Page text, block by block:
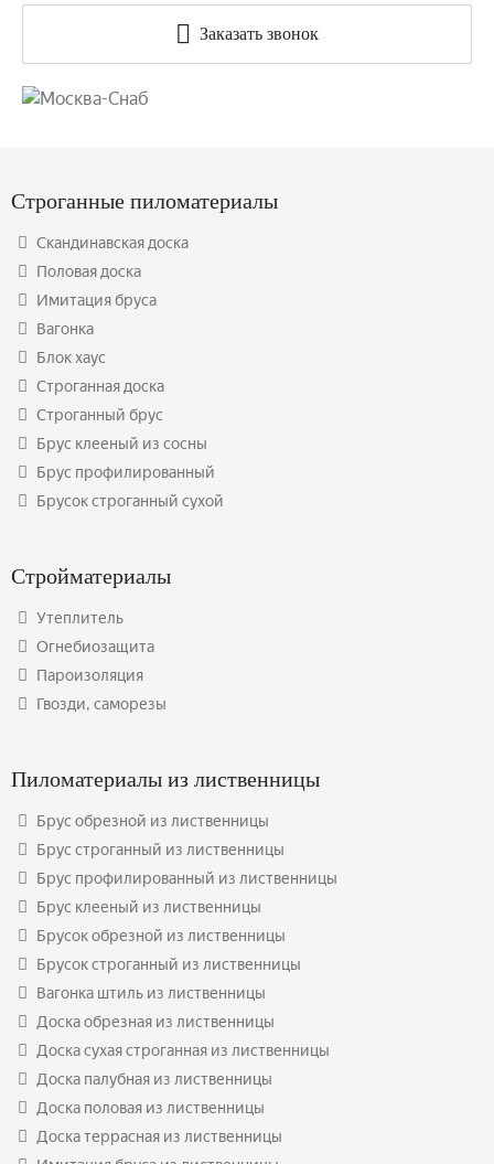
Заказать звонок
Строганные пиломатериалы
Скандинавская доска
Половая доска
Имитация бруса
Вагонка
Блок хаус
Строганная доска
Строганный брус
Брус клееный из сосны
Брус профилированный
Брусок строганный сухой
Стройматериалы
Утеплитель
Огнебиозащита
Пароизоляция
Гвозди, саморезы
Пиломатериалы из лиственницы
Брус обрезной из лиственницы
Брус строганный из лиственницы
Брус профилированный из лиственницы
Брус клееный из лиственницы
Брусок обрезной из лиственницы
Брусок строганный из лиственницы
Вагонка штиль из лиственницы
Доска обрезная из лиственницы
Доска сухая строганная из лиственницы
Доска палубная из лиственницы
Доска половая из лиственницы
Доска террасная из лиственницы